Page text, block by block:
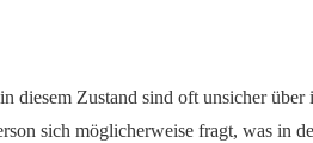
diesem Zustand sind oft unsicher über
sich möglicherweise fragt, was in